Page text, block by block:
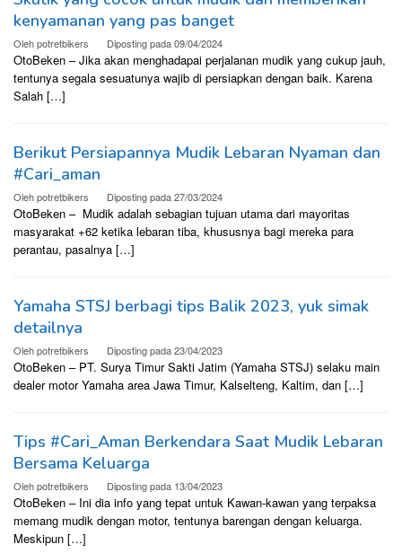
kenyamanan yang pas banget
Olehpotretbikers Diposting pada09/04/2024
OtoBeken – Jika akan menghadapai perjalanan mudik yang cukup jauh,
tentunya segala sesuatunya wajib di persiapkan dengan baik. Karena
Salah […]
Berikut Persiapannya Mudik Lebaran Nyaman dan
#Cari_aman
Olehpotretbikers Diposting pada27/03/2024
OtoBeken – Mudik adalah sebagian tujuan utama dari mayoritas
masyarakat +62 ketika lebaran tiba, khususnya bagi mereka para
perantau, pasalnya […]
Yamaha STSJ berbagi tips Balik 2023, yuk simak
detailnya
Olehpotretbikers Diposting pada23/04/2023
OtoBeken – PT. Surya Timur Sakti Jatim (Yamaha STSJ) selaku main
dealer motor Yamaha area Jawa Timur, Kalselteng, Kaltim, dan […]
Tips #Cari_Aman Berkendara Saat Mudik Lebaran
Bersama Keluarga
Olehpotretbikers Diposting pada 13/04/2023
OtoBeken – Ini dia info yang tepat untuk Kawan-kawan yang terpaksa
memang mudik dengan motor, tentunya barengan dengan keluarga.
Meskipun […]